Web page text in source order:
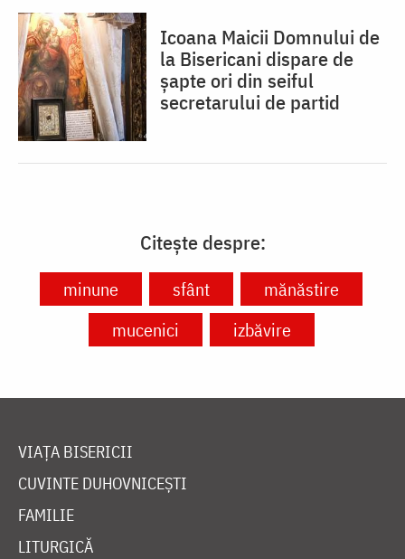
Icoana Maicii Domnului de
la Bisericani dispare de
șapte ori din seiful
secretarului de partid
Citește despre:
minune sfânt
mănăstire
mucenici
izbăvire
VIAȚA BISERICII
CUVINTE DUHOVNICEȘTI
FAMILIE
LITURGICĂ